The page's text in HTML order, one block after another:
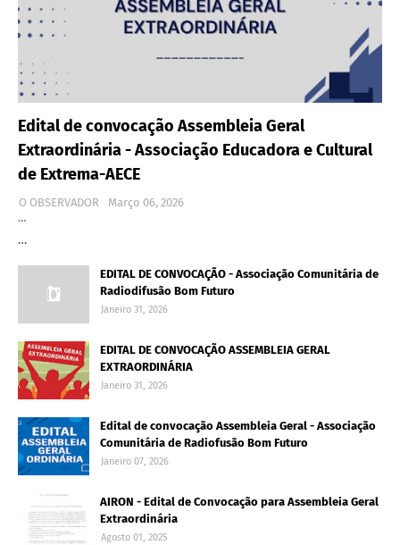
Edital de convocação Assembleia Geral
Extraordinária - Associação Educadora e Cultural
de Extrema-AECE
O OBSERVADOR
Março 06, 2026
…
…
EDITAL DE CONVOCAÇÃO - Associação Comunitária de
Radiodifusão Bom Futuro
Janeiro 31, 2026
EDITAL DE CONVOCAÇÃO ASSEMBLEIA GERAL
EXTRAORDINÁRIA
Janeiro 31, 2026
Edital de convocação Assembleia Geral - Associação
Comunitária de Radiofusão Bom Futuro
Janeiro 07, 2026
AIRON - Edital de Convocação para Assembleia Geral
Extraordinária
Agosto 01, 2025